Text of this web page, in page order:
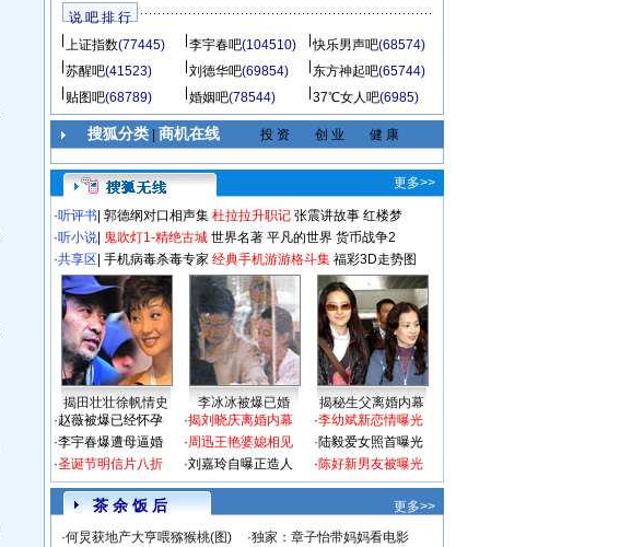
说 吧 排 行
上证指数(77445) 李宇春吧(104510) 快乐男声吧(68574)
苏醒吧(41523) 刘德华吧(69854) 东方神起吧(65744)
贴图吧(68789) 婚姻吧(78544) 37℃女人吧(6985)
搜狐分类| 商机在线 投 资 创 业 健 康
更多>>
·听评书 郭德纲对口相声集 杜拉拉升职记 张震讲故事 红楼梦
·听小说 鬼吹灯1-精绝古城 世界名著 平凡的世界 货币战争2
·共享区 手机病毒杀毒专家 经典手机游游格斗集 福彩3D走势图
揭田壮壮徐帆情史 李冰冰被爆已婚
揭秘生父离婚内幕
·赵薇被爆已经怀孕
·李宇春爆遭母逼婚
·圣诞节明信片八折
·揭刘晓庆离婚内幕
·周迅王艳婆媳相见
·刘嘉玲自曝正造人
·李幼斌新恋情曝光
·陆毅爱女照首曝光
·陈好新男友被曝光
茶 余 饭 后
更多>>
·何炅获地产大亨喂猕猴桃(图) ·独家：章子怡带妈妈看电影